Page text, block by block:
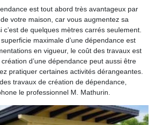
est tout abord très avantageux par
votre maison, car vous augmentez sa
c’est de quelques mètres carrés seulement.
maximale d’une dépendance est
en vigueur, le coût des travaux est
d’une dépendance peut aussi être
pratiquer certaines activités dérangeantes.
travaux de création de dépendance,
le professionnel M. Mathurin.